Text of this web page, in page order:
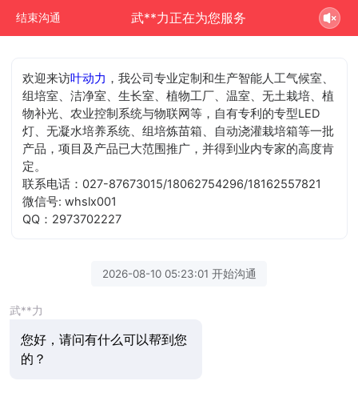
结束沟通 武**力正在为您服务
欢迎来访叶动力 ，我公司专业定制和生产智能人工气候室、
组培室、洁净室、生长室、植物工厂、温室、无土栽培、植
物补光、农业控制系统与物联网等，自有专利的专型LED
灯、无凝水培养系统、组培炼苗箱、自动浇灌栽培箱等一批
产品，项目及产品已大范围推广，并得到业内专家的高度肯
定。
联系电话：027-87673015/18062754296/18162557821
微信号: whslx001
QQ：2973702227
2026-08-10 05:23:01 开始沟通
武**力
您好，请问有什么可以帮到您
的？